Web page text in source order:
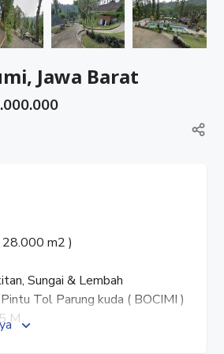
Jawa Barat
m2 )
Sungai & Lembah
Tol Parung kuda ( BOCIMI )
M